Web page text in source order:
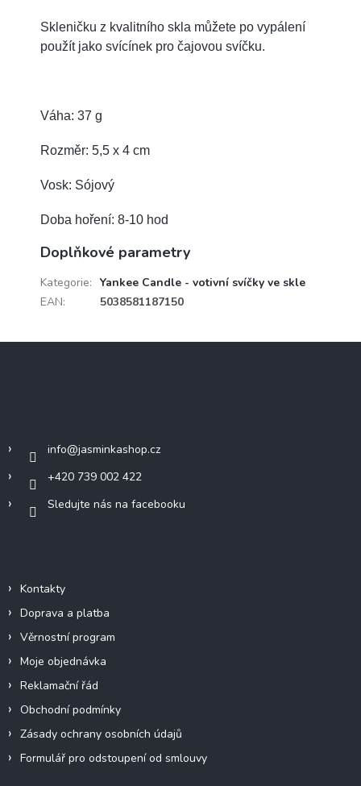
Skleničku z kvalitního skla můžete po vypálení
použít jako svícínek pro čajovou svíčku.
Váha: 37 g
Rozměr: 5,5 x 4 cm
Vosk: Sójový
Doba hoření: 8-10 hod
Doplňkové parametry
Kategorie: Yankee Candle - votivní svíčky ve skle
EAN: 5038581187150
info@jasminkashop.cz
+420 739 002 422
Sledujte nás na facebooku
Kontakty
Doprava a platba
Věrnostní program
Moje objednávka
Reklamační řád
Obchodní podmínky
Zásady ochrany osobních údajů
Formulář pro odstoupení od smlouvy